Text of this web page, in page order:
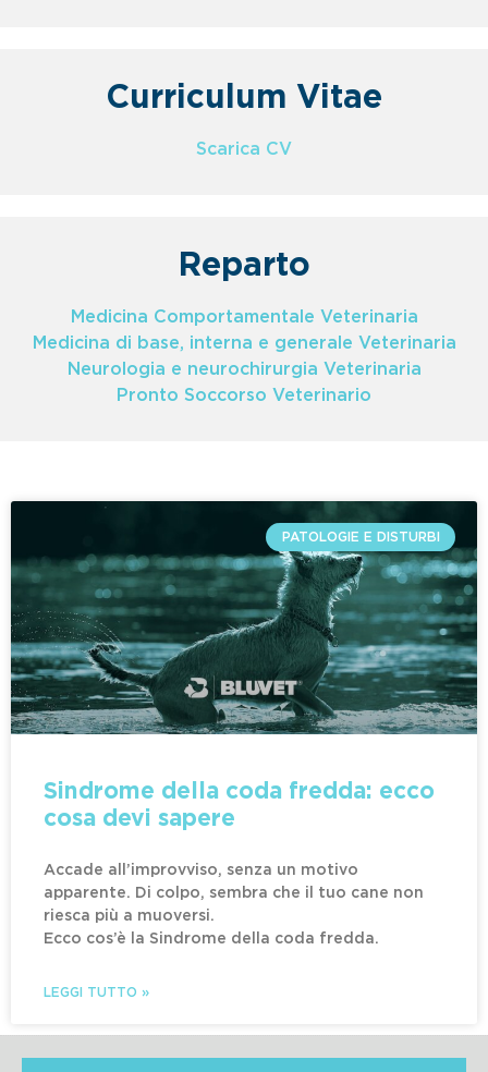
Curriculum Vitae
Scarica CV
Reparto
Medicina Comportamentale Veterinaria
Medicina di base, interna e generale Veterinaria
Neurologia e neurochirurgia Veterinaria
Pronto Soccorso Veterinario
PATOLOGIE E DISTURBI
Sindrome della coda fredda: ecco
cosa devi sapere
Accade all’improvviso, senza un motivo
apparente. Di colpo, sembra che il tuo cane non
riesca più a muoversi.
Ecco cos’è la Sindrome della coda fredda.
LEGGI TUTTO »